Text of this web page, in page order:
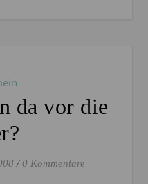
da vor die
/ 0 Kommentare